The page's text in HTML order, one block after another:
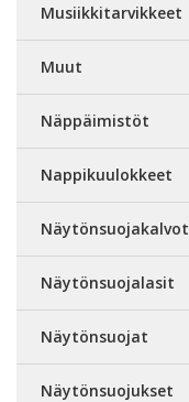
Musiikkitarvikkeet
Muut
Näppäimistöt
Nappikuulokkeet
Näytönsuojakalvot
Näytönsuojalasit
Näytönsuojat
Näytönsuojukset